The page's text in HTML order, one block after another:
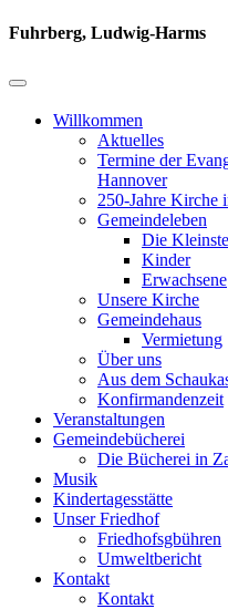
Fuhrberg, Ludwig-Harms
Willkommen
Aktuelles
Termine der
Hannover
250-Jahre Kirche
Gemeindeleben
Die
Kinder
Erwachsene
Unsere Kirche
Gemeindehaus
Vermietung
Über uns
Aus dem
Konfirmandenzeit
Veranstaltungen
Gemeindebücherei
Die Bücherei in
Musik
Kindertagesstätte
Unser Friedhof
Friedhofsgbühren
Umweltbericht
Kontakt
Kontakt